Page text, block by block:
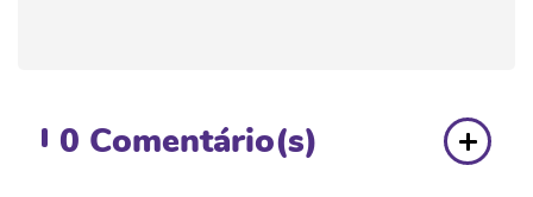
0 Comentário(s)